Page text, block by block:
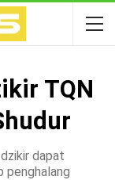
TQN
dapat
penghalang